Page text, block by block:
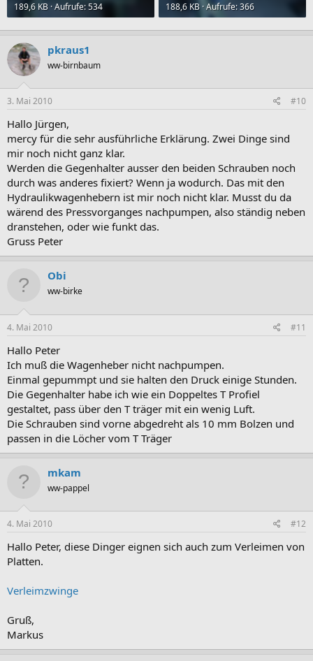
189,6 KB · Aufrufe: 534
188,6 KB · Aufrufe: 366
pkraus1
ww-birnbaum
3. Mai 2010 #10
Hallo Jürgen,
mercy für die sehr ausführliche Erklärung. Zwei Dinge sind
mir noch nicht ganz klar.
Werden die Gegenhalter ausser den beiden Schrauben noch
durch was anderes fixiert? Wenn ja wodurch. Das mit den
Hydraulikwagenhebern ist mir noch nicht klar. Musst du da
wärend des Pressvorganges nachpumpen, also ständig neben
dranstehen, oder wie funkt das.
Gruss Peter
Obi
ww-birke
4. Mai 2010 #11
Hallo Peter
Ich muß die Wagenheber nicht nachpumpen.
Einmal gepummpt und sie halten den Druck einige Stunden.
Die Gegenhalter habe ich wie ein Doppeltes T Profiel
gestaltet, pass über den T träger mit ein wenig Luft.
Die Schrauben sind vorne abgedreht als 10 mm Bolzen und
passen in die Löcher vom T Träger
mkam
ww-pappel
4. Mai 2010 #12
Hallo Peter, diese Dinger eignen sich auch zum Verleimen von
Platten.
Verleimzwinge
Gruß,
Markus